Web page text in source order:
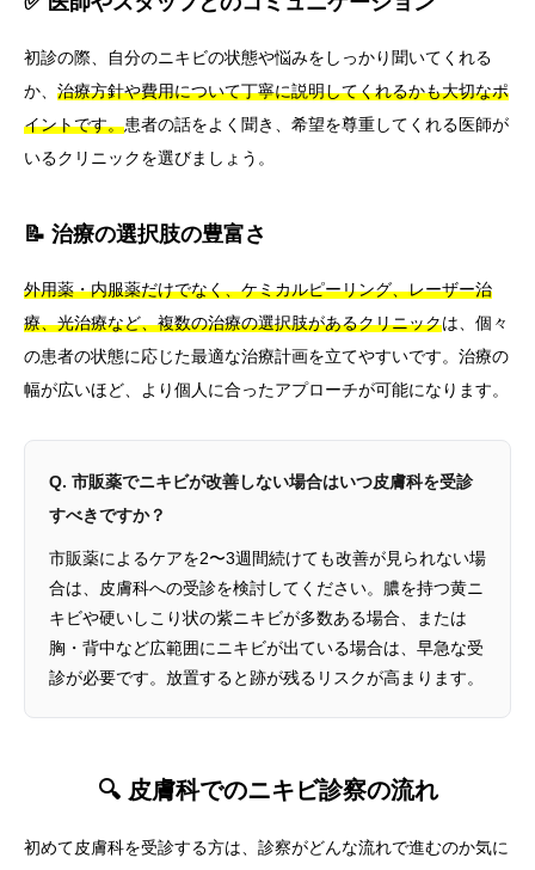
初診の際、自分のニキビの状態や悩みをしっかり聞いてくれる
か、 治療方針や費用について丁寧に説明してくれるかも大切なポ
イントです。患者の話をよく聞き、希望を尊重してくれる医師が
いるクリニックを選びましょう。
📝 治療の選択肢の豊富さ
外用薬・内服薬だけでなく、ケミカルピーリング、レーザー治
療、光治療など、複数の治療の選択肢があるクリニックは、個々
の患者の状態に応じた最適な治療計画を立てやすいです。治療の
幅が広いほど、より個人に合ったアプローチが可能になります。
Q. 市販薬でニキビが改善しない場合はいつ皮膚科を受診
すべきですか？
市販薬によるケアを2〜3週間続けても改善が見られない場
合は、皮膚科への受診を検討してください。膿を持つ黄ニ
キビや硬いしこり状の紫ニキビが多数ある場合、または
胸・背中など広範囲にニキビが出ている場合は、早急な受
診が必要です。放置すると跡が残るリスクが高まります。
🔍 皮膚科でのニキビ診察の流れ
初めて皮膚科を受診する方は、診察がどんな流れで進むのか気に